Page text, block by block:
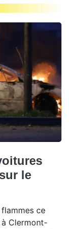
le
ce
Clermont-